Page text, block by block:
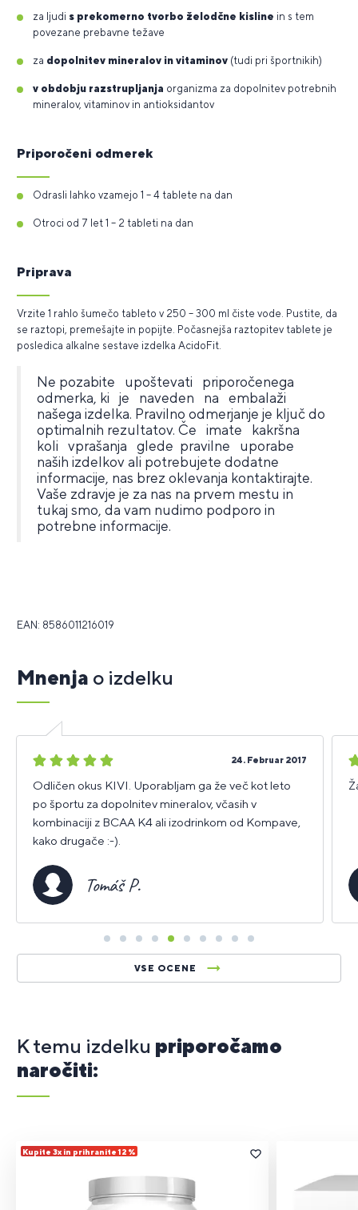
za ljudi s prekomerno tvorbo želodčne kisline in s tem
povezane prebavne težave
za dopolnitev mineralov in vitaminov (tudi pri športnikih)
v obdobju razstrupljanja organizma za dopolnitev potrebnih
mineralov, vitaminov in antioksidantov
Priporočeni odmerek
Odrasli lahko vzamejo 1 – 4 tablete na dan
Otroci od 7 let 1 – 2 tableti na dan
Priprava
Vrzite 1 rahlo šumečo tableto v 250 – 300 ml čiste vode. Pustite, da
se raztopi, premešajte in popijte. Počasnejša raztopitev tablete je
posledica alkalne sestave izdelka AcidoFit.
Ne pozabite upoštevati priporočenega
odmerka, ki je naveden na embalaži
našega izdelka. Pravilno odmerjanje je ključ do
optimalnih rezultatov. Če imate kakršna
koli vprašanja glede pravilne uporabe
naših izdelkov ali potrebujete dodatne
informacije, nas brez oklevanja kontaktirajte.
Vaše zdravje je za nas na prvem mestu in
tukaj smo, da vam nudimo podporo in
potrebne informacije.
EAN: 8586011216019
Mnenja o izdelku
VSE OCENE
5
24. Februar 2017
Odličen okus KIVI. Uporabljam ga že več kot leto
po športu za dopolnitev mineralov, včasih v
kombinaciji z BCAA K4 ali izodrinkom od Kompave,
kako drugače :-).
Tomáš P.
5
K temu izdelku priporočamo
naročiti:
Kupite 3x in prihranite 12 %